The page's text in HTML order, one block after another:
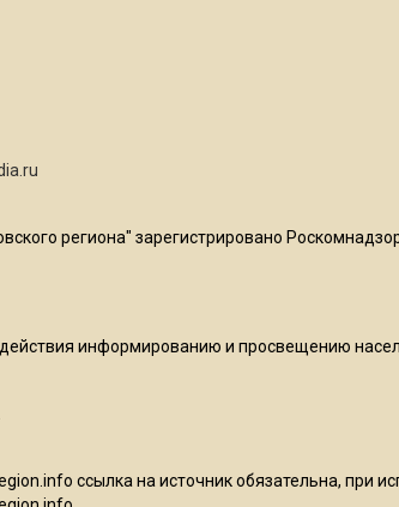
региона" зарегистрировано
информированию и просвещению
ссылка на источник обязательна, при